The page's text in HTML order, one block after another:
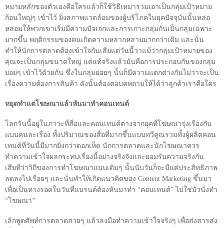
หมายหลักของตัวเองคือใครแล้วก็ใช้วิธีเหมารวมเอาเป็นกลุ่มเป้าหมาย
ก้อนใหญ่ๆ เข้าไว้ ยิ่งสภาพแวดล้อมของผู้บริโภคในยุคปัจจุบันนั้นหล่อ
หลอมให้พวกเขาเริ่มมีความปัจเจกและการเกาะกลุ่มกันเป็นกลุ่มเฉพาะ
มากขึ้น พฤติกรรมของคนเกิดความหลากหลายมากกว่าเดิม และนั่น
ทำให้นักการตลาดต้องเข้าใจกันเสียแต่วันนี้ว่าแม้ว่ากลุ่มเป้าหมายของ
คุณจะเป็นกลุ่มขนาดใหญ่ แต่แท้จริงแล้วมันคือการประกอบกันของกลุ่ม
ย่อยๆ เข้าไว้ด้วยกัน ซึ่งในกลุ่มย่อยๆ นั้นก็มีความแตกต่างกันไม่ว่าจะเป็น
เรื่องความต้องการสินค้า ดังนั้นต้องตอบคพถามให้ได้ว่าลูกค้าเราคือใคร
หยุดทำแต่โฆษณาแล้วหันมาทำคอนเทนต์
โลกวันนี้อยู่ในภาวะที่สื่อและคอนเทนต์ต่างจากยุคที่โฆษณารุ่งเรืองกับ
แบบคนละเรื่อง ทั้งปริมาณของสื่อที่มากขึ้นแบบทวีคูณรวมทั้งผู้ผลิตคอน
เทนต์ที่วันนี้มีมากยิ่งกว่าดอกเห็ด นักการตลาดและนักโฆษณาควร
ทำความเข้าใจผลกระทบเรื่องนี้อย่างจริงจังและยอมรับความจริงกัน
เสียทีว่าวิถีของการทำโฆษณาแบบเดิมๆ นั้นนับวันก็จะมีแต่ประสิทธิภาพ
ลดลงไปเรื่อยๆ และนั่นทำให้เกิดแนวคิดของ Content Marketing ขึ้นมา
เพื่อเป็นทางรอดในวันที่แบรนด์ต้องหันมาทำ “คอนเทนต์” ไม่ใช่มัวนั่งทำ
“โฆษณา”
เลิกพูดศัพท์การตลาดสวยๆ แล้วลงมือทำความเข้าใจจริงๆ เพื่อส่งสารส่ง